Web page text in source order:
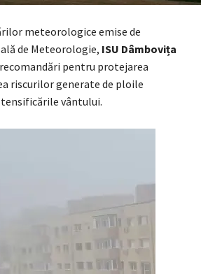
meteorologice emise de
de Meteorologie, ISU Dâmbovița
pentru protejarea
riscurilor generate de ploile
vântului.